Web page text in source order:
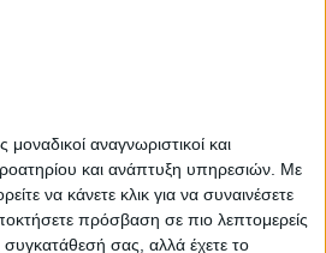
αναγνωριστικοί και
και ανάπτυξη υπηρεσιών. Με
να κάνετε κλικ για να συναινέσετε
πρόσβαση σε πιο λεπτομερείς
σας, αλλά έχετε το